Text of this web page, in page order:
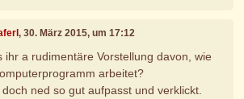
, 30. März 2015, um 17:12
ihr a rudimentäre Vorstellung davon, wie
arbeitet?
doch ned so gut aufpasst und verklickt.